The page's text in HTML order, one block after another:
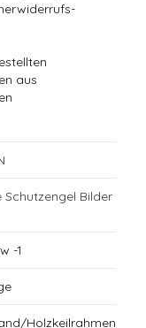
aus
Bilder
-1
Holzkeilrahmen